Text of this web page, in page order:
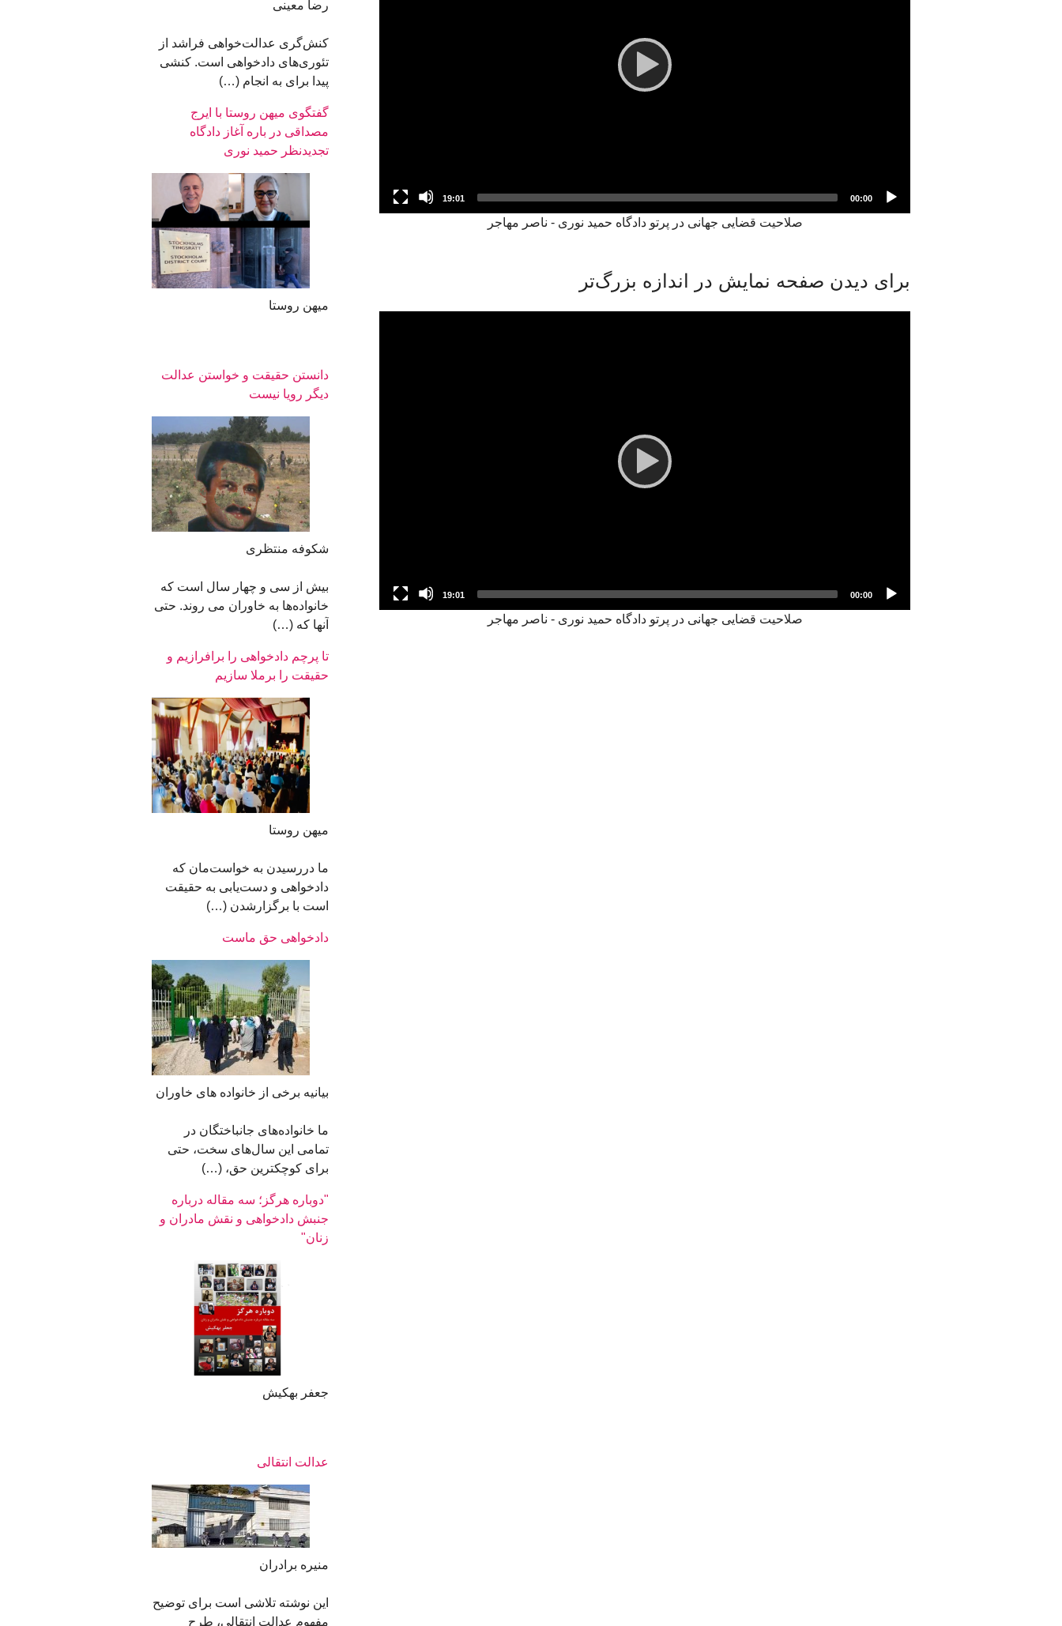
00:00
19:01
صلاحیت قضایی جهانی در پرتو دادگاه حمید نوری - ناصر مهاجر
برای دیدن صفحه نمایش در اندازه بزرگ‌تر
00:00
19:01
صلاحیت قضایی جهانی در پرتو دادگاه حمید نوری - ناصر مهاجر
رضا معینی
کنش‌گری عدالت‌خواهی فراشد از
تئوری‌های دادخواهی است. کنشی
پیدا برای به انجام (…)
گفتگوی میهن روستا با ایرج
مصداقی در باره آغاز دادگاه
تجدیدنظر حمید نوری
میهن روستا
دانستن حقیقت و خواستن عدالت
دیگر رویا نیست
شکوفه منتظری
بیش از سی و چهار سال است که
خانواده‌ها به خاوران می روند. حتی
آنها که (…)
تا پرچم دادخواهی را برافرازیم و
حقیقت را برملا سازیم
میهن روستا
ما دررسیدن به خواست‌مان که
دادخواهی و دست‌یابی به حقیقت
است با برگزارشدن (…)
دادخواهی حق ماست
بیانیه برخی از خانواده های خاوران
ما خانواده‌های جانباختگان در
تمامی این سال‌های سخت، حتی
برای کوچکترین حق، (…)
"دوباره هرگز؛ سه مقاله درباره
جنبش دادخواهی و نقش مادران و
زنان"
جعفر بهکیش
عدالت انتقالی
منیره برادران
این نوشته تلاشی است برای توضیح
مفهوم عدالت انتقالی‌، طرح